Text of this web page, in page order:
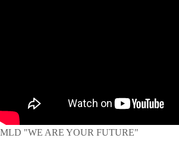
MLD "WE ARE YOUR FUTURE"